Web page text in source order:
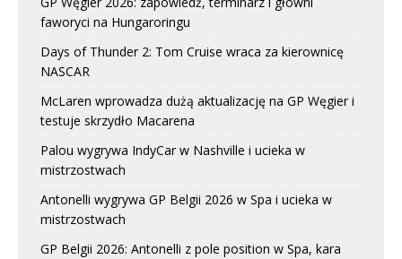
faworyci na Hungaroringu
Days of Thunder 2: Tom Cruise wraca za kierownicę
NASCAR
McLaren wprowadza dużą aktualizację na GP Węgier i
testuje skrzydło Macarena
Palou wygrywa IndyCar w Nashville i ucieka w
mistrzostwach
Antonelli wygrywa GP Belgii 2026 w Spa i ucieka w
mistrzostwach
GP Belgii 2026: Antonelli z pole position w Spa, kara